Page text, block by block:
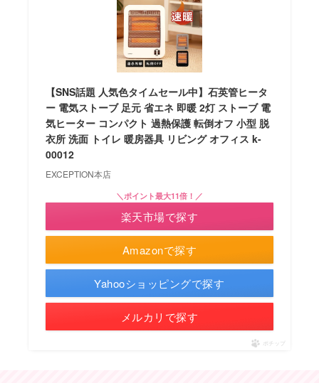
【SNS話題 人気色タイムセール中】石英管ヒータ
ー 電気ストーブ 足元 省エネ 即暖 2灯 ストーブ 電
気ヒーター コンパクト 過熱保護 転倒オフ 小型 脱
衣所 洗面 トイレ 暖房器具 リビング オフィス k-
00012
EXCEPTION本店
Amazonで探す
＼ポイント最大11倍！／
楽天市場で探す
Yahooショッピングで探す
メルカリで探す
ポチップ